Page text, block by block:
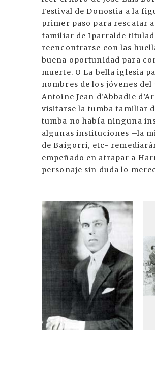
Festival de Donostia a la
primer paso para rescatar
familiar de Iparralde
reencontrarse con las
buena oportunidad para
muerte. O La bella iglesia
nombres de los jóvenes
Antoine Jean d’Abbadie
visitarse la tumba familiar
tumba no había ninguna
algunas instituciones –la
de Baigorri, etc-
empeñado en atrapar a
personaje sin duda lo